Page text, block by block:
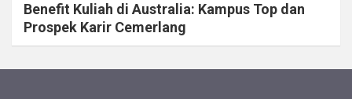
Benefit Kuliah di Australia: Kampus Top dan
Prospek Karir Cemerlang